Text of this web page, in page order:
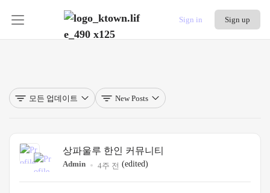
Sign in Sign up
모든 업데이트 New Posts
상파울루 한인 커뮤니티
Admin 4주 전 (edited)